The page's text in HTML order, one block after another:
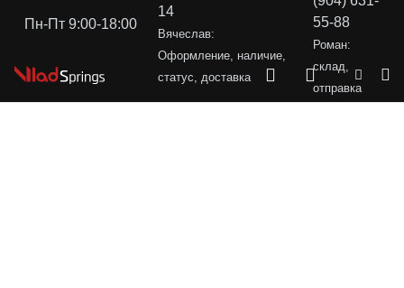
Пн-Пт 9:00-18:00
14
Вячеслав:
Оформление, наличие,
статус, доставка
55-88
Роман:
склад,
отправка